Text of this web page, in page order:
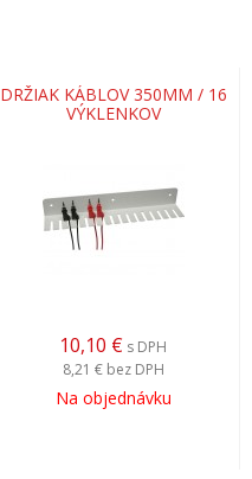
DRŽIAK KÁBLOV 350MM / 16
VÝKLENKOV
10,10 € s DPH
8,21 € bez DPH
Na objednávku